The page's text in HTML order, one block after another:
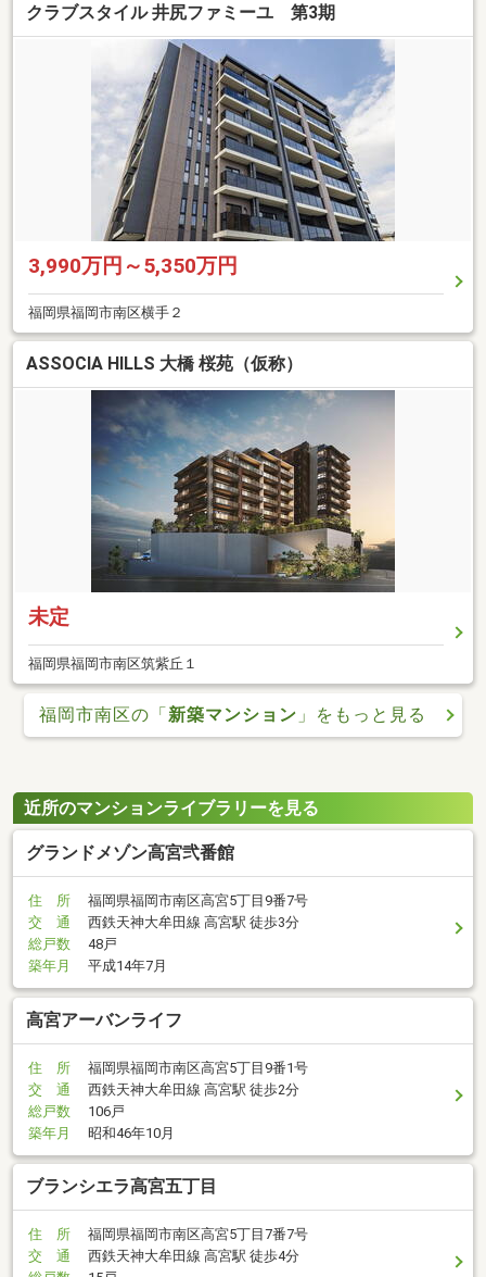
クラブスタイル 井尻ファミーユ 第3期
3,990万円～5,350万円
福岡県福岡市南区横手２
ASSOCIA HILLS 大橋 桜苑（仮称）
未定
福岡県福岡市南区筑紫丘１
福岡市南区の「新築マンション 」をもっと見る
近所のマンションライブラリーを見る
グランドメゾン高宮弐番館
住 所
福岡県福岡市南区高宮5丁目9番7号
交 通
西鉄天神大牟田線 高宮駅 徒歩3分
総戸数
48戸
築年月
平成14年7月
高宮アーバンライフ
住 所
福岡県福岡市南区高宮5丁目9番1号
交 通
西鉄天神大牟田線 高宮駅 徒歩2分
総戸数
106戸
築年月
昭和46年10月
ブランシエラ高宮五丁目
住 所
福岡県福岡市南区高宮5丁目7番7号
交 通
西鉄天神大牟田線 高宮駅 徒歩4分